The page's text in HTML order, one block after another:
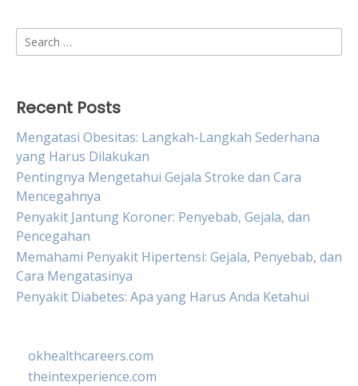
Search
for:
Recent Posts
Mengatasi Obesitas: Langkah-Langkah Sederhana
yang Harus Dilakukan
Pentingnya Mengetahui Gejala Stroke dan Cara
Mencegahnya
Penyakit Jantung Koroner: Penyebab, Gejala, dan
Pencegahan
Memahami Penyakit Hipertensi: Gejala, Penyebab, dan
Cara Mengatasinya
Penyakit Diabetes: Apa yang Harus Anda Ketahui
okhealthcareers.com
theintexperience.com